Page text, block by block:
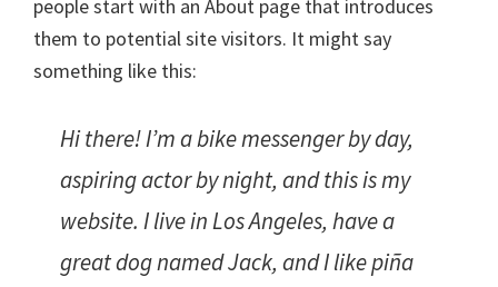
people start with an About page that introduces
them to potential site visitors. It might say
something like this:
Hi there! I’m a bike messenger by day,
aspiring actor by night, and this is my
website. I live in Los Angeles, have a
great dog named Jack, and I like piña